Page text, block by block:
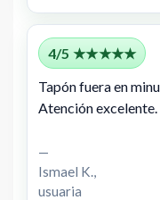
4/5 ★★★★★
Tapón fuera en
Atención excelente.
—
Ismael K.,
usuaria